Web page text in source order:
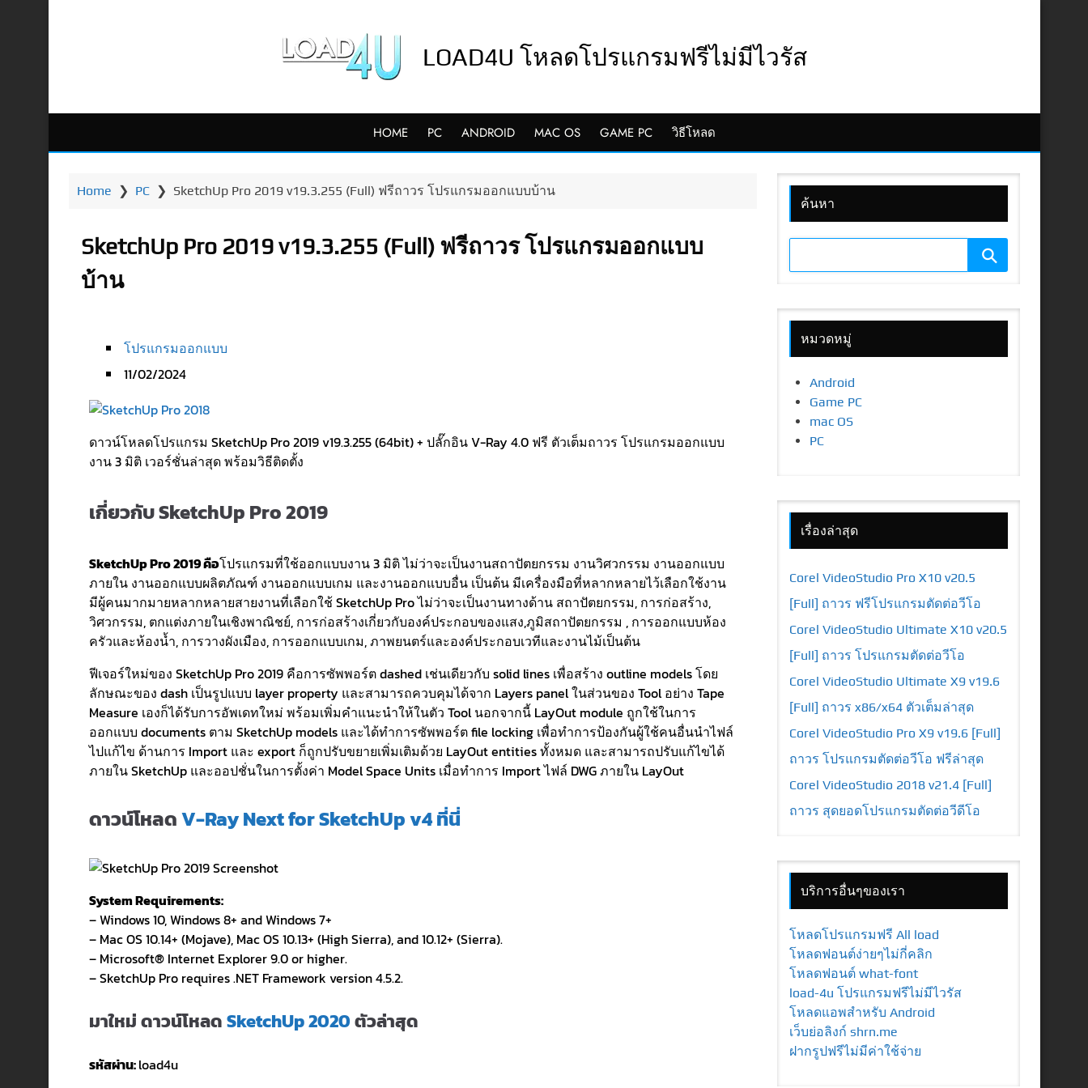
LOAD4U โหลดโปรแกรมฟรีไม่มีไวรัส
HOME PC ANDROID MAC OS GAME PC วิธีโหลด
Home ❯ PC❯ SketchUp Pro 2019 v19.3.255 (Full) ฟรีถาวร โปรแกรมออกแบบบ้าน
SketchUp Pro 2019 v19.3.255 (Full) ฟรีถาวร โปรแกรมออกแบบ
บ้าน
โปรแกรมออกแบบ
11/02/2024
ดาวน์โหลดโปรแกรม SketchUp Pro 2019 v19.3.255 (64bit) + ปลั๊กอิน V-Ray 4.0 ฟรี ตัวเต็มถาวร โปรแกรมออกแบบ
งาน 3 มิติ เวอร์ชั่นล่าสุด พร้อมวิธีติดตั้ง
เกี่ยวกับ SketchUp Pro 2019
SketchUp Pro 2019 คือโปรแกรมที่ใช้ออกแบบงาน 3 มิติ ไม่ว่าจะเป็นงานสถาปัตยกรรม งานวิศวกรรม งานออกแบบ
ภายใน งานออกแบบผลิตภัณฑ์ งานออกแบบเกม และงานออกแบบอื่น เป็นต้น มีเครื่องมือที่หลากหลายไว้เลือกใช้งาน
มีผู้คนมากมายหลากหลายสายงานที่เลือกใช้ SketchUp Pro ไม่ว่าจะเป็นงานทางด้าน สถาปัตยกรรม, การก่อสร้าง,
วิศวกรรม, ตกแต่งภายในเชิงพาณิชย์, การก่อสร้างเกี่ยวกับองค์ประกอบของแสง,ภูมิสถาปัตยกรรม , การออกแบบห้อง
ครัวและห้องน้ำ, การวางผังเมือง, การออกแบบเกม, ภาพยนตร์และองค์ประกอบเวทีและงานไม้เป็นต้น
ฟีเจอร์ใหม่ของ SketchUp Pro 2019 คือการซัพพอร์ต dashed เช่นเดียวกับ solid lines เพื่อสร้าง outline models โดย
ลักษณะของ dash เป็นรูปแบบ layer property และสามารถควบคุมได้จาก Layers panel ในส่วนของ Tool อย่าง Tape
Measure เองก็ได้รับการอัพเดทใหม่ พร้อมเพิ่มคำแนะนำให้ในตัว Tool นอกจากนี้ LayOut module ถูกใช้ในการ
ออกแบบ documents ตาม SketchUp models และได้ทำการซัพพอร์ต file locking เพื่อทำการป้องกันผู้ใช้คนอื่นนำไฟล์
ไปแก้ไข ด้านการ Import และ export ก็ถูกปรับขยายเพิ่มเติมด้วย LayOut entities ทั้งหมด และสามารถปรับแก้ไขได้
ภายใน SketchUp และออปชั่นในการตั้งค่า Model Space Units เมื่อทำการ Import ไฟล์ DWG ภายใน LayOut
ดาวน์โหลดV-Ray Next for SketchUp v4 ที่นี่
System Requirements:
– Windows 10, Windows 8+ and Windows 7+
– Mac OS 10.14+ (Mojave), Mac OS 10.13+ (High Sierra), and 10.12+ (Sierra).
– Microsoft® Internet Explorer 9.0 or higher.
– SketchUp Pro requires .NET Framework version 4.5.2.
มาใหม่ ดาวน์โหลดSketchUp 2020ตัวล่าสุด
รหัสผ่าน:load4u
ค้นหา
หมวดหมู่
Android
Game PC
mac OS
PC
เรื่องล่าสุด
Corel VideoStudio Pro X10 v20.5
[Full] ถาวร ฟรีโปรแกรมตัดต่อวีโอ
Corel VideoStudio Ultimate X10 v20.5
[Full] ถาวร โปรแกรมตัดต่อวีโอ
Corel VideoStudio Ultimate X9 v19.6
[Full] ถาวร x86/x64 ตัวเต็มล่าสุด
Corel VideoStudio Pro X9 v19.6 [Full]
ถาวร โปรแกรมตัดต่อวีโอ ฟรีล่าสุด
Corel VideoStudio 2018 v21.4 [Full]
ถาวร สุดยอดโปรแกรมตัดต่อวีดีโอ
บริการอื่นๆของเรา
โหลดโปรแกรมฟรี All load
โหลดฟอนต์ง่ายๆไม่กี่คลิก
โหลดฟอนต์ what-font
load-4u โปรแกรมฟรีไม่มีไวรัส
โหลดแอพสำหรับ Android
เว็บย่อลิงก์ shrn.me
ฝากรูปฟรีไม่มีค่าใช้จ่าย